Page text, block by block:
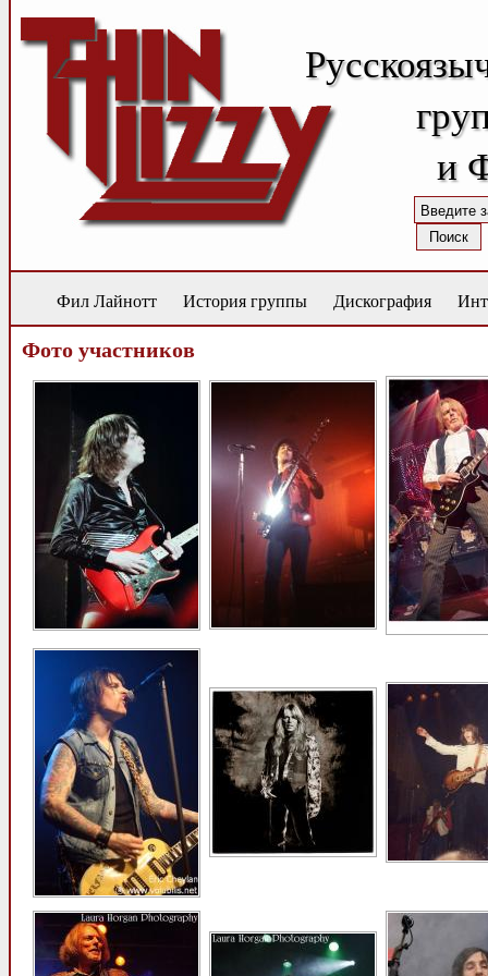
и
Фил Лайнотт История группы Дискография
Фото участников